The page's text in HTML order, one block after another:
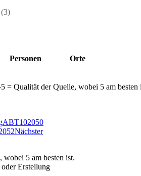
Personen Orte
= Qualität der Quelle, wobei 5 am
ABT102050
Nächster
5 am besten ist.
Erstellung